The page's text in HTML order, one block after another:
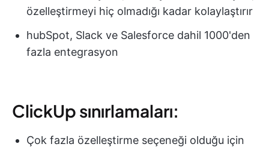
özelleştirmeyi hiç olmadığı kadar kolaylaştırır
hubSpot, Slack ve Salesforce dahil 1000'den
fazla entegrasyon
ClickUp sınırlamaları:
Çok fazla özelleştirme seçeneği olduğu için